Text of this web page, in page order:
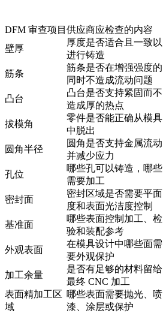
DFM 审查项目 供应商应检查的内容
壁厚
厚度是否适合且一致以
进行铸造
筋条
筋条是否在增强强度的
同时不造成流动问题
凸台
凸台是否支持紧固而不
造成厚的热点
拔模角
零件是否能正确从模具
中脱出
圆角半径
圆角是否支持金属流动
并减少应力
孔位
哪些孔可以铸造，哪些
需要加工
密封面
密封区域是否需要平面
度和表面光洁度控制
基准面
哪些表面控制加工、检
验和装配参考
外观表面
在模具设计中哪些面需
要外观保护
加工余量
是否有足够的材料留给
最终 CNC 加工
表面精加工区
域
哪些表面需要抛光、喷
漆、涂层或保护